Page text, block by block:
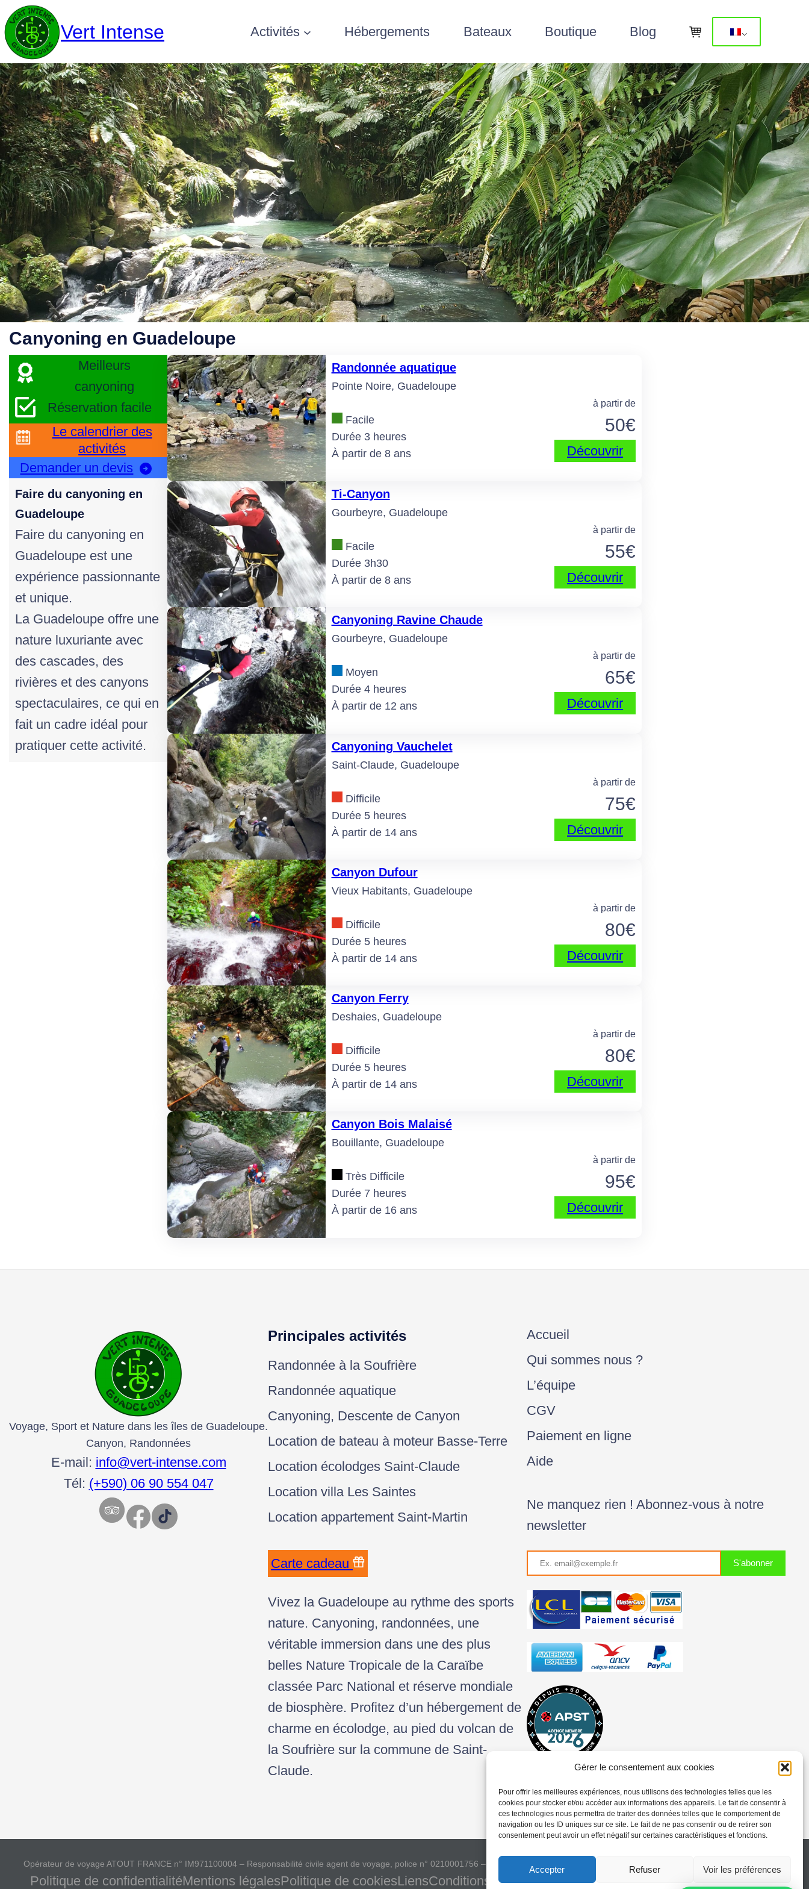
Gérer le consentement aux cookies
Pour offrir les meilleures expériences, nous utilisons des technologies telles que les
cookies pour stocker et/ou accéder aux informations des appareils. Le fait de consentir à
ces technologies nous permettra de traiter des données telles que le comportement de
navigation ou les ID uniques sur ce site. Le fait de ne pas consentir ou de retirer son
consentement peut avoir un effet négatif sur certaines caractéristiques et fonctions.
Accepter Refuser Voir les préférences
Vert Intense Activités Hébergements Bateaux Boutique Blog
Canyoning en Guadeloupe
Meilleurs
canyoning
Réservation facile
Le calendrier des
activités
Demander un devis
Faire du canyoning en
Guadeloupe
Faire du canyoning en
Guadeloupe est une
expérience passionnante
et unique.
La Guadeloupe offre une
nature luxuriante avec
des cascades, des
rivières et des canyons
spectaculaires, ce qui en
fait un cadre idéal pour
pratiquer cette activité.
Randonnée aquatique
Pointe Noire, Guadeloupe
Facile
Durée 3 heures
À partir de 8 ans
à partir de
50€
Découvrir
Ti-Canyon
Gourbeyre, Guadeloupe
Facile
Durée 3h30
À partir de 8 ans
à partir de
55€
Découvrir
Canyoning Ravine Chaude
Gourbeyre, Guadeloupe
Moyen
Durée 4 heures
À partir de 12 ans
à partir de
65€
Découvrir
Canyoning Vauchelet
Saint-Claude, Guadeloupe
Difficile
Durée 5 heures
À partir de 14 ans
à partir de
75€
Découvrir
Canyon Dufour
Vieux Habitants, Guadeloupe
Difficile
Durée 5 heures
À partir de 14 ans
à partir de
80€
Découvrir
Canyon Ferry
Deshaies, Guadeloupe
Difficile
Durée 5 heures
À partir de 14 ans
à partir de
80€
Découvrir
Canyon Bois Malaisé
Bouillante, Guadeloupe
Très Difficile
Durée 7 heures
À partir de 16 ans
à partir de
95€
Découvrir
Voyage, Sport et Nature dans les îles de Guadeloupe.
Canyon, Randonnées
E-mail: info@vert-intense.com
Tél: (+590) 06 90 554 047
Facebook TikTok
Principales activités
Randonnée à la Soufrière
Randonnée aquatique
Canyoning, Descente de Canyon
Location de bateau à moteur Basse-Terre
Location écolodges Saint-Claude
Location villa Les Saintes
Location appartement Saint-Martin
Carte cadeau
Vivez la Guadeloupe au rythme des sports
nature. Canyoning, randonnées, une
véritable immersion dans une des plus
belles Nature Tropicale de la Caraïbe
classée Parc National et réserve mondiale
de biosphère. Profitez d’un hébergement de
charme en écolodge, au pied du volcan de
la Soufrière sur la commune de Saint-
Claude.
Accueil
Qui sommes nous ?
L’équipe
CGV
Paiement en ligne
Aide
Ne manquez rien ! Abonnez-vous à notre
newsletter
Opérateur de voyage ATOUT FRANCE n° IM971100004 – Responsabilité civile agent de voyage, police n° 0210001756 – Activités outdoor police n° 0210001680 – Garantie financière APST ID: 91155
Politique de confidentialitéMentions légalesPolitique de cookiesLiensConditions générales de vente